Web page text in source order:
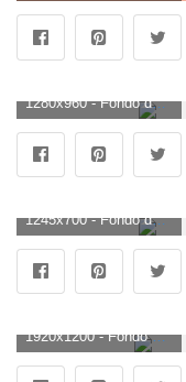
1280x960 - Fondo de pantalla de 1280x960. Wallpaper para escritorio de enamorados.
1245x700 - Fondo de pantalla de 1245x700. Fondo de pantalla de enamorados.
1920x1200 - Fondo de pantalla de 1920x1200. Fondo de pantalla de enamorados.